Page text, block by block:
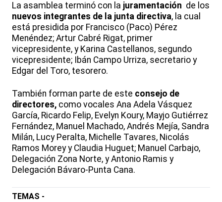
La asamblea terminó con la juramentación de los
nuevos integrantes de la junta directiva, la cual
está presidida por Francisco (Paco) Pérez
Menéndez; Artur Cabré Rigat, primer
vicepresidente, y Karina Castellanos, segundo
vicepresidente; Ibán Campo Urriza, secretario y
Edgar del Toro, tesorero.
También forman parte de este consejo de
directores, como vocales Ana Adela Vásquez
García, Ricardo Felip, Evelyn Koury, Mayjo Gutiérrez
Fernández, Manuel Machado, Andrés Mejía, Sandra
Milán, Lucy Peralta, Michelle Tavares, Nicolás
Ramos Morey y Claudia Huguet; Manuel Carbajo,
Delegación Zona Norte, y Antonio Ramis y
Delegación Bávaro-Punta Cana.
TEMAS -